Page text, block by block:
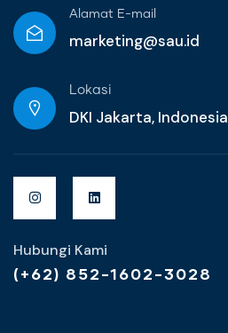
Alamat E-mail
marketing@sau.id
Lokasi
DKI Jakarta, Indonesia
Hubungi Kami
(+62) 852-1602-3028